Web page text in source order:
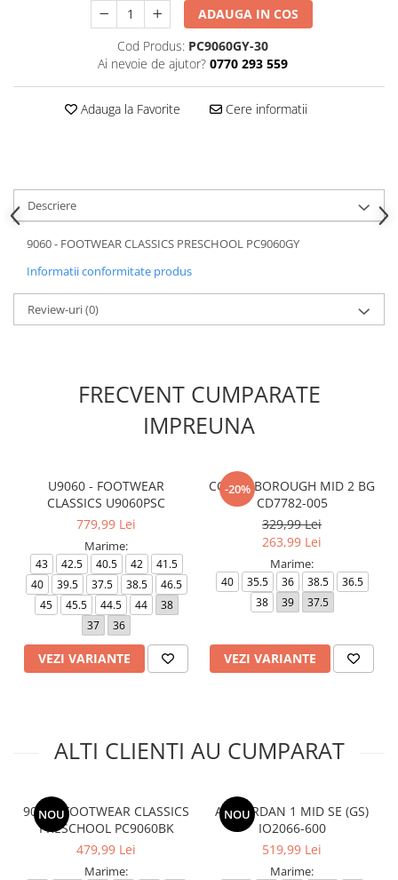
ADAUGA IN COS
Cod Produs: PC9060GY-30
Ai nevoie de ajutor? 0770 293 559
Adauga la Favorite Cere informatii
Descriere
9060 - FOOTWEAR CLASSICS PRESCHOOL PC9060GY
Informatii conformitate produs
Review-uri(0)
FRECVENT CUMPARATE
IMPREUNA
U9060 - FOOTWEAR
CLASSICS U9060PSC
779,99 Lei
Marime:
43 42.5 40.5 42
41.5
40
39.5 37.5 38.5
46.5
45
45.5 44.5 44
38
37
36
VEZI VARIANTE
-20%
COURT BOROUGH MID 2 BG
CD7782-005
329,99 Lei
263,99 Lei
Marime:
40 35.5 36 38.5
36.5
38
39 37.5
VEZI VARIANTE
ALTI CLIENTI AU CUMPARAT
NOU
9060 - FOOTWEAR CLASSICS
PRESCHOOL PC9060BK
479,99 Lei
Marime:
NOU
AIR JORDAN 1 MID SE (GS)
IO2066-600
519,99 Lei
Marime: